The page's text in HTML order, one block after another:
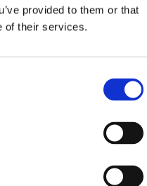
provided to them or that
of their services.